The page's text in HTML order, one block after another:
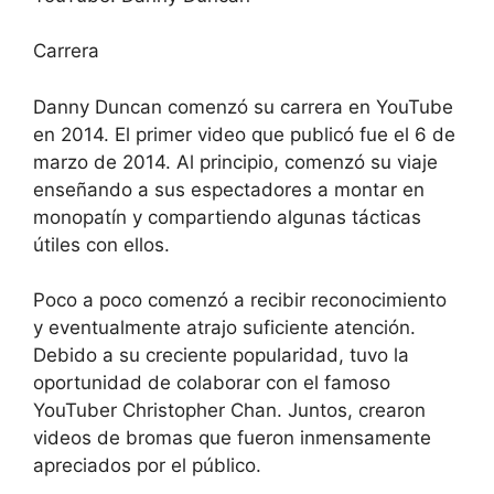
Carrera
Danny Duncan comenzó su carrera en YouTube
en 2014. El primer video que publicó fue el 6 de
marzo de 2014. Al principio, comenzó su viaje
enseñando a sus espectadores a montar en
monopatín y compartiendo algunas tácticas
útiles con ellos.
Poco a poco comenzó a recibir reconocimiento
y eventualmente atrajo suficiente atención.
Debido a su creciente popularidad, tuvo la
oportunidad de colaborar con el famoso
YouTuber Christopher Chan. Juntos, crearon
videos de bromas que fueron inmensamente
apreciados por el público.